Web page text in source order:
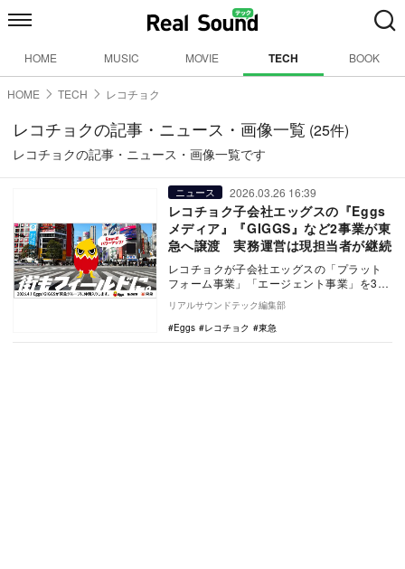
HOME MUSIC MOVIE TECH BOOK
HOME TECH レコチョク
レコチョクの記事・ニュース・画像一覧 (25件)
レコチョクの記事・ニュース・画像一覧です
ニュース 2026.03.26 16:39
レコチョク子会社エッグスの『Eggs
メディア』『GIGGS』など2事業が東
急へ譲渡 実務運営は現担当者が継続
レコチョクが子会社エッグスの「プラット
フォーム事業」「エージェント事業」を3月
31日付で東急に譲渡。ディストリビューシ
ョン事業「…
リアルサウンドテック編集部
Eggs
レコチョク 東急